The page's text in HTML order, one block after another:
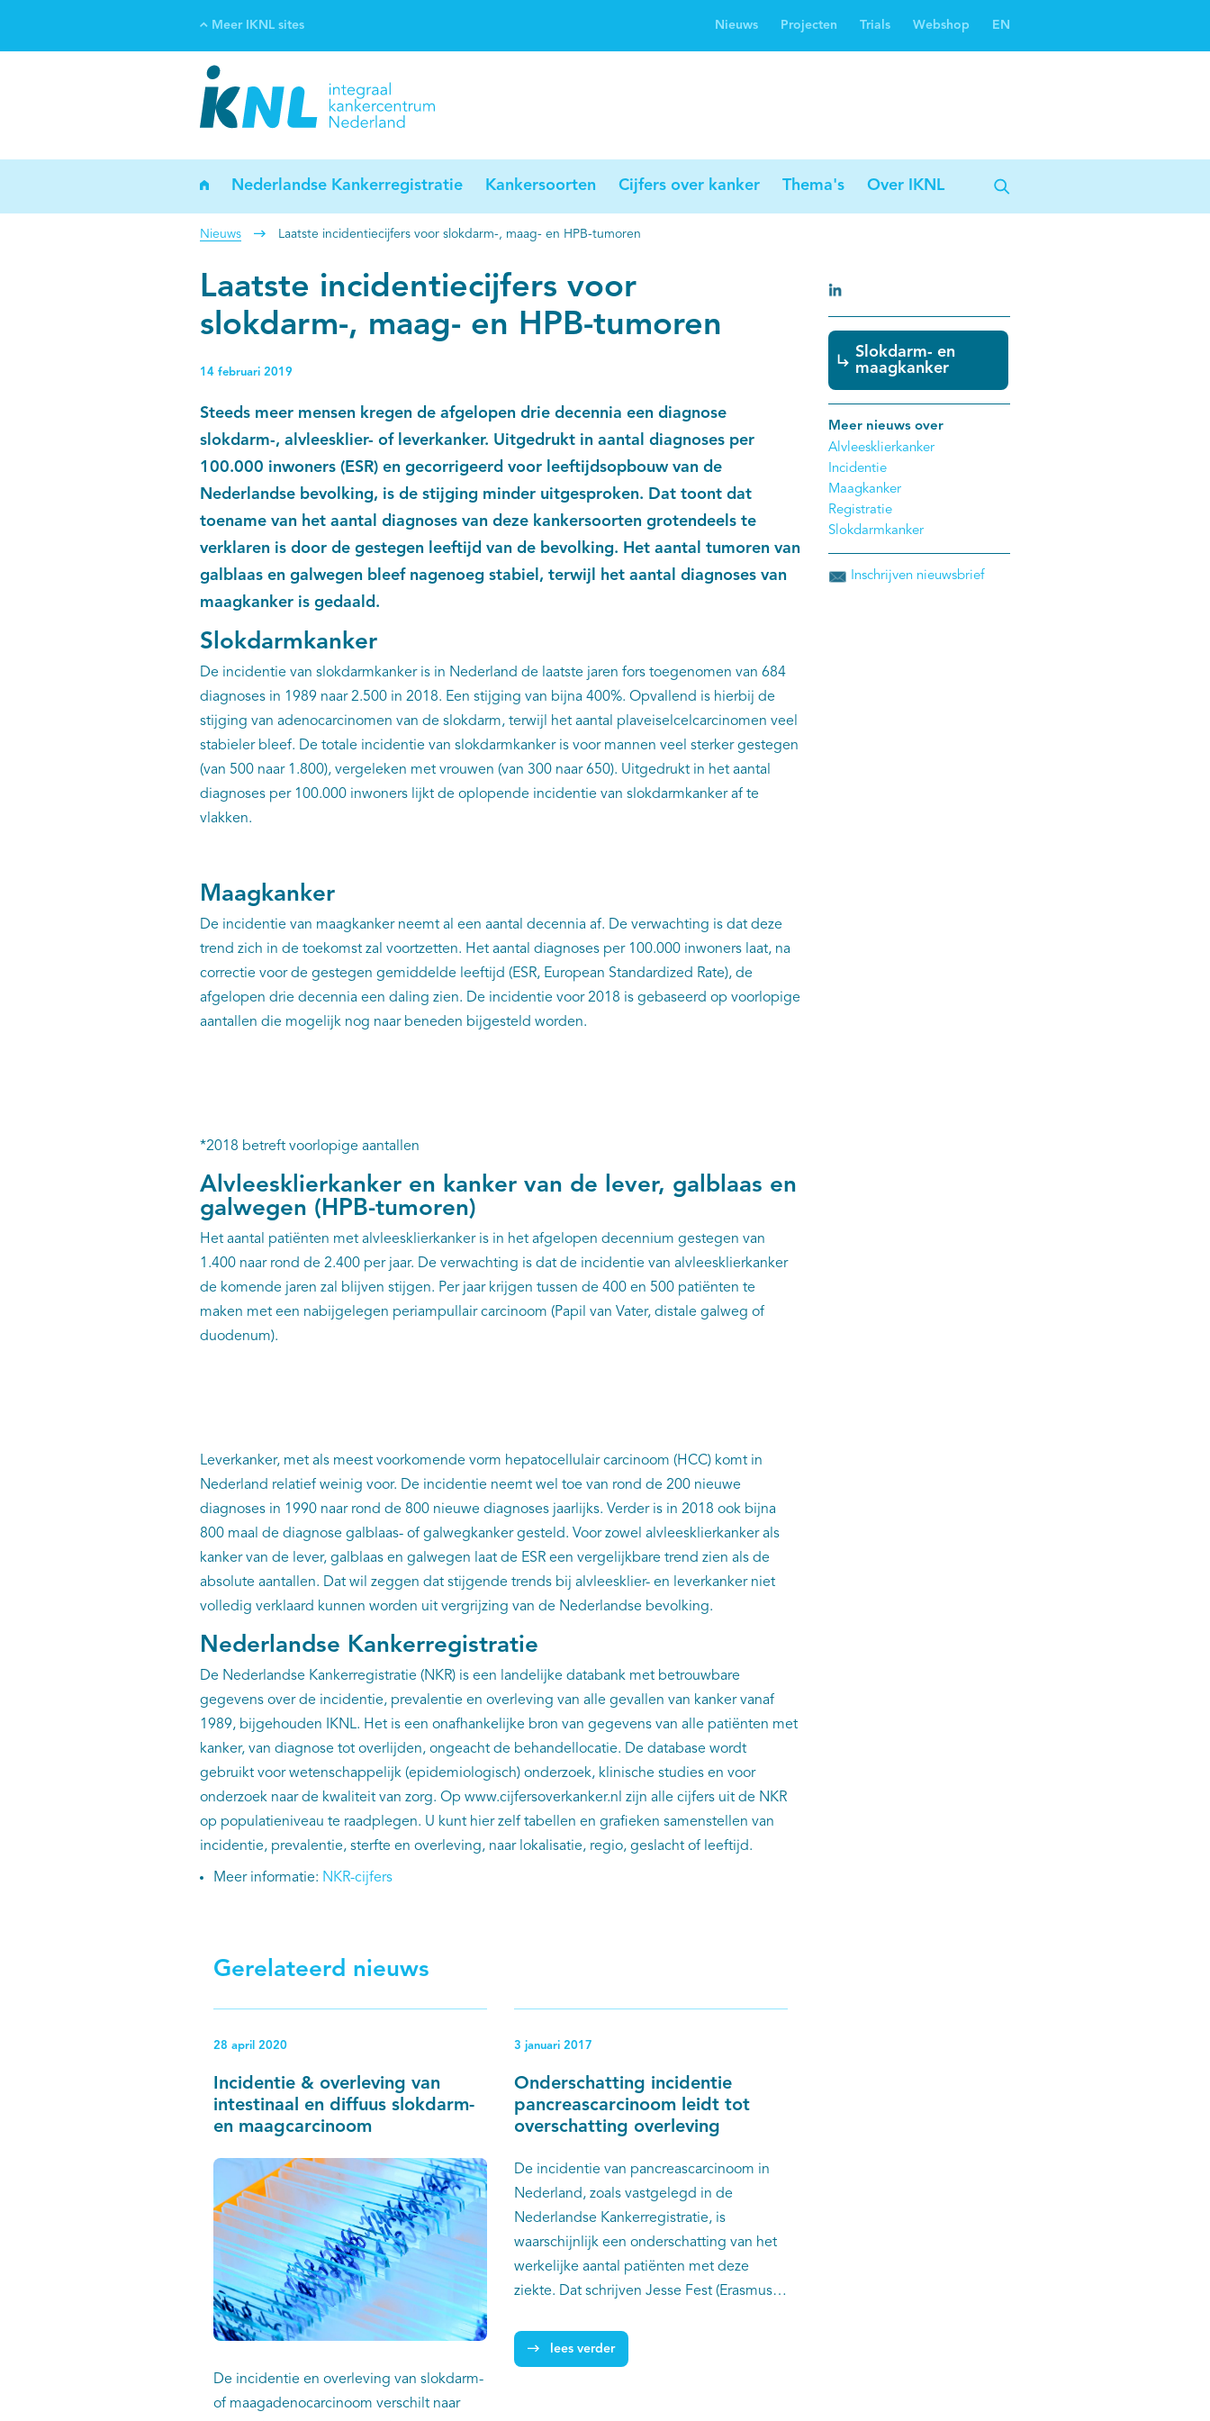
kanker
Meer IKNL sites Nieuws Projecten Trials Webshop EN
Nederlandse Kankerregistratie Kankersoorten Cijfers over kanker Thema's Over IKNL
Nieuws Laatste incidentiecijfers voor slokdarm-, maag- en HPB-tumoren
Laatste incidentiecijfers voor
slokdarm-, maag- en HPB-tumoren
14 februari 2019
Steeds meer mensen kregen de afgelopen drie decennia een diagnose
slokdarm-, alvleesklier- of leverkanker. Uitgedrukt in aantal diagnoses per
100.000 inwoners (ESR) en gecorrigeerd voor leeftijdsopbouw van de
Nederlandse bevolking, is de stijging minder uitgesproken. Dat toont dat
toename van het aantal diagnoses van deze kankersoorten grotendeels te
verklaren is door de gestegen leeftijd van de bevolking. Het aantal tumoren van
galblaas en galwegen bleef nagenoeg stabiel, terwijl het aantal diagnoses van
maagkanker is gedaald.
Slokdarmkanker
De incidentie van slokdarmkanker is in Nederland de laatste jaren fors toegenomen van 684
diagnoses in 1989 naar 2.500 in 2018. Een stijging van bijna 400%. Opvallend is hierbij de
stijging van adenocarcinomen van de slokdarm, terwijl het aantal plaveiselcelcarcinomen veel
stabieler bleef. De totale incidentie van slokdarmkanker is voor mannen veel sterker gestegen
(van 500 naar 1.800), vergeleken met vrouwen (van 300 naar 650). Uitgedrukt in het aantal
diagnoses per 100.000 inwoners lijkt de oplopende incidentie van slokdarmkanker af te
vlakken.
Maagkanker
De incidentie van maagkanker neemt al een aantal decennia af. De verwachting is dat deze
trend zich in de toekomst zal voortzetten. Het aantal diagnoses per 100.000 inwoners laat, na
correctie voor de gestegen gemiddelde leeftijd (ESR, European Standardized Rate), de
afgelopen drie decennia een daling zien. De incidentie voor 2018 is gebaseerd op voorlopige
aantallen die mogelijk nog naar beneden bijgesteld worden.
*2018 betreft voorlopige aantallen
Alvleesklierkanker en kanker van de lever, galblaas en
galwegen (HPB-tumoren)
Het aantal patiënten met alvleesklierkanker is in het afgelopen decennium gestegen van
1.400 naar rond de 2.400 per jaar. De verwachting is dat de incidentie van alvleesklierkanker
de komende jaren zal blijven stijgen. Per jaar krijgen tussen de 400 en 500 patiënten te
maken met een nabijgelegen periampullair carcinoom (Papil van Vater, distale galweg of
duodenum).
Leverkanker, met als meest voorkomende vorm hepatocellulair carcinoom (HCC) komt in
Nederland relatief weinig voor. De incidentie neemt wel toe van rond de 200 nieuwe
diagnoses in 1990 naar rond de 800 nieuwe diagnoses jaarlijks. Verder is in 2018 ook bijna
800 maal de diagnose galblaas- of galwegkanker gesteld. Voor zowel alvleesklierkanker als
kanker van de lever, galblaas en galwegen laat de ESR een vergelijkbare trend zien als de
absolute aantallen. Dat wil zeggen dat stijgende trends bij alvleesklier- en leverkanker niet
volledig verklaard kunnen worden uit vergrijzing van de Nederlandse bevolking.
Nederlandse Kankerregistratie
De Nederlandse Kankerregistratie (NKR) is een landelijke databank met betrouwbare
gegevens over de incidentie, prevalentie en overleving van alle gevallen van kanker vanaf
1989, bijgehouden IKNL. Het is een onafhankelijke bron van gegevens van alle patiënten met
kanker, van diagnose tot overlijden, ongeacht de behandellocatie. De database wordt
gebruikt voor wetenschappelijk (epidemiologisch) onderzoek, klinische studies en voor
onderzoek naar de kwaliteit van zorg. Op www.cijfersoverkanker.nl zijn alle cijfers uit de NKR
op populatieniveau te raadplegen. U kunt hier zelf tabellen en grafieken samenstellen van
incidentie, prevalentie, sterfte en overleving, naar lokalisatie, regio, geslacht of leeftijd.
Meer informatie: NKR-cijfers
Gerelateerd nieuws
28 april 2020
Incidentie & overleving van
intestinaal en diffuus slokdarm-
en maagcarcinoom
De incidentie en overleving van slokdarm-
of maagadenocarcinoom verschilt naar
3 januari 2017
Onderschatting incidentie
pancreascarcinoom leidt tot
overschatting overleving
De incidentie van pancreascarcinoom in
Nederland, zoals vastgelegd in de
Nederlandse Kankerregistratie, is
waarschijnlijk een onderschatting van het
werkelijke aantal patiënten met deze
ziekte. Dat schrijven Jesse Fest (Erasmus
in de European Journal of Cancer. De
onderschatting van de incidentie is
lees verder
Slokdarm- en
maagkanker
Meer nieuws over
Alvleesklierkanker
Incidentie
Maagkanker
Registratie
Slokdarmkanker
Inschrijven nieuwsbrief